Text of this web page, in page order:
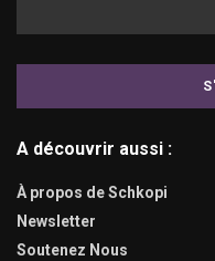
A découvrir aussi :
À propos de Schkopi
Newsletter
Soutenez Nous